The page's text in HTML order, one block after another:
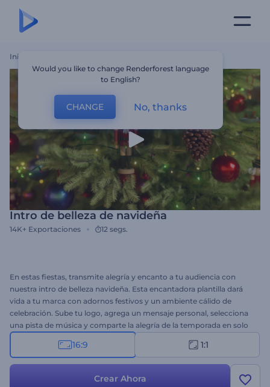
Inicio
Intro de belleza de navideña
14K+ Exportaciones 12 segs.
En estas fiestas, transmite alegría y encanto a tu audiencia con
nuestra intro de belleza navideña. Esta encantadora plantilla dará
vida a tu marca con adornos festivos y un ambiente cálido de
celebración. Sube tu logo, agrega un mensaje personal, selecciona
una pista de música y comparte la alegría de la temporada en solo
un par de clics. Es ideal para saludos navideños, invitaciones a
eventos, publicaciones festivas en redes sociales y otros videos
especial: ¡Crea tu video ahora!
16:9 1:1
Crear Ahora
Would you like to change Renderforest language
to English?
CHANGE No, thanks